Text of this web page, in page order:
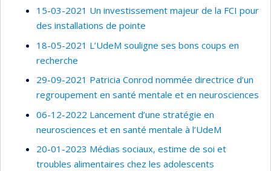
15-03-2021 Un investissement majeur de la FCI pour
des installations de pointe
18-05-2021 L’UdeM souligne ses bons coups en
recherche
29-09-2021 Patricia Conrod nommée directrice d’un
regroupement en santé mentale et en neurosciences
06-12-2022 Lancement d’une stratégie en
neurosciences et en santé mentale à l’UdeM
20-01-2023 Médias sociaux, estime de soi et
troubles alimentaires chez les adolescents